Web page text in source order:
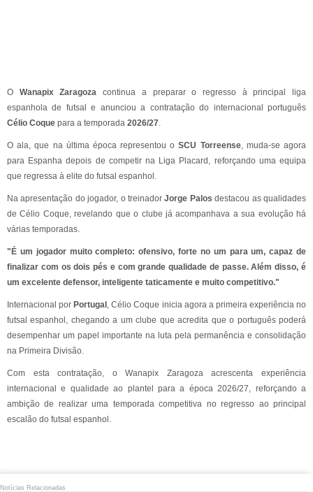
O Wanapix Zaragoza continua a preparar o regresso à principal liga
espanhola de futsal e anunciou a contratação do internacional português
Célio Coque para a temporada 2026/27.
O ala, que na última época representou oSCU Torreense, muda-se agora
para Espanha depois de competir na Liga Placard, reforçando uma equipa
que regressa à elite do futsal espanhol.
Na apresentação do jogador, o treinadorJorge Palos destacou as qualidades
de Célio Coque, revelando que o clube já acompanhava a sua evolução há
várias temporadas.
"É um jogador muito completo: ofensivo, forte no um para um, capaz de
finalizar com os dois pés e com grande qualidade de passe. Além disso, é
um excelente defensor, inteligente taticamente e muito competitivo."
Internacional por Portugal , Célio Coque inicia agora a primeira experiência no
futsal espanhol, chegando a um clube que acredita que o português poderá
desempenhar um papel importante na luta pela permanência e consolidação
na Primeira Divisão.
Com esta contratação, o Wanapix Zaragoza acrescenta experiência
internacional e qualidade ao plantel para a época 2026/27, reforçando a
ambição de realizar uma temporada competitiva no regresso ao principal
escalão do futsal espanhol.
Notícias Relacionadas